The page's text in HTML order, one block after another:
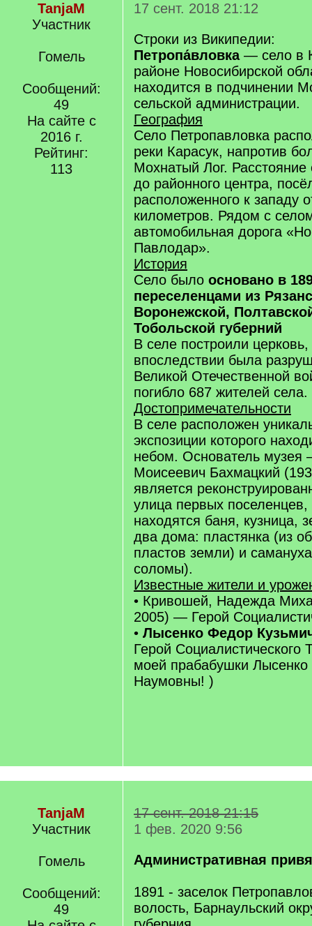
TanjaM
Участник
Гомель
Сообщений:
49
На сайте с
2016 г.
Рейтинг:
113
17 сент. 2018 21:12
Строки из Википедии:
Петропа́вловка— село в
районе Новосибирской
находится в подчинении
сельской администрации.
География
Село Петропавловка
реки Карасук, напротив
Мохнатый Лог. Расстояние
до районного центра,
расположенного к западу
километров. Рядом с
автомобильная дорога
Павлодар».
История
Село было основано в
переселенцами из
Воронежской,
Тобольской губерний
В селе построили церковь,
впоследствии была
Великой Отечественной
погибло 687 жителей села.
Достопримечательности
В селе расположен
экспозиции которого
небом. Основатель музея
Моисеевич Бахмацкий
является
улица первых поселенцев,
находятся баня, кузница,
два дома: пластянка (из
пластов земли) и
соломы).
Известные жители и
• Кривошей, Надежда
2005) — Герой
• Лысенко Федор
Герой Социалистического
моей прабабушки
Наумовны! )
TanjaM
Участник
Гомель
Сообщений:
49
17 сент. 2018 21:15
1 фев. 2020 9:56
Административная
1891 - заселок
волость, Барнаульский